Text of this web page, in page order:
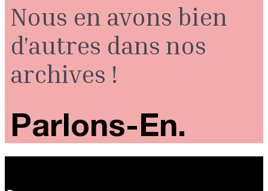
Nous en avons bien
d'autres dans nos
archives !
Parlons-En.